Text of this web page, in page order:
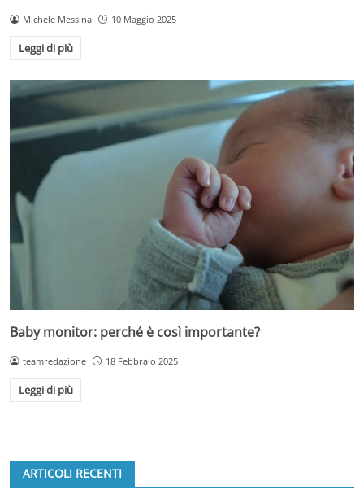
Michele Messina 10 Maggio 2025
Leggi di più
Baby monitor: perché è così importante?
teamredazione 18 Febbraio 2025
Leggi di più
ARTICOLI RECENTI